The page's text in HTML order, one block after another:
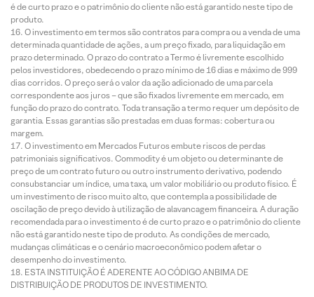
é de curto prazo e o patrimônio do cliente não está garantido neste tipo de
produto.
O investimento em termos são contratos para compra ou a venda de uma
determinada quantidade de ações, a um preço fixado, para liquidação em
prazo determinado. O prazo do contrato a Termo é livremente escolhido
pelos investidores, obedecendo o prazo mínimo de 16 dias e máximo de 999
dias corridos. O preço será o valor da ação adicionado de uma parcela
correspondente aos juros – que são fixados livremente em mercado, em
função do prazo do contrato. Toda transação a termo requer um depósito de
garantia. Essas garantias são prestadas em duas formas: cobertura ou
margem.
O investimento em Mercados Futuros embute riscos de perdas
patrimoniais significativos. Commodity é um objeto ou determinante de
preço de um contrato futuro ou outro instrumento derivativo, podendo
consubstanciar um índice, uma taxa, um valor mobiliário ou produto físico. É
um investimento de risco muito alto, que contempla a possibilidade de
oscilação de preço devido à utilização de alavancagem financeira. A duração
recomendada para o investimento é de curto prazo e o patrimônio do cliente
não está garantido neste tipo de produto. As condições de mercado,
mudanças climáticas e o cenário macroeconômico podem afetar o
desempenho do investimento.
ESTA INSTITUIÇÃO É ADERENTE AO CÓDIGO ANBIMA DE
DISTRIBUIÇÃO DE PRODUTOS DE INVESTIMENTO.